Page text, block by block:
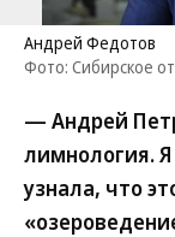
Андрей Федотов
Фото: Сибирское
— Андрей
лимнология.
узнала, что